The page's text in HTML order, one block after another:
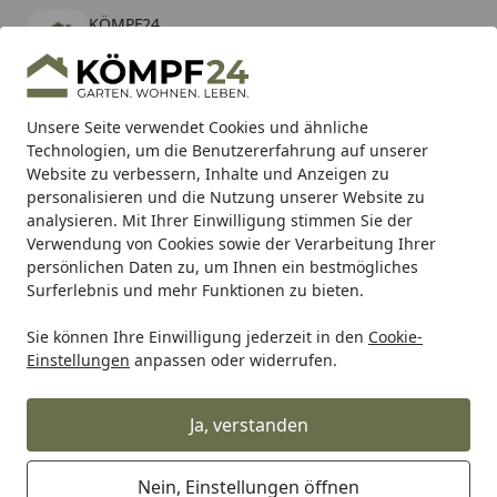
Unsere Seite verwendet Cookies und ähnliche
Technologien, um die Benutzererfahrung auf unserer
Website zu verbessern, Inhalte und Anzeigen zu
personalisieren und die Nutzung unserer Website zu
analysieren. Mit Ihrer Einwilligung stimmen Sie der
Verwendung von Cookies sowie der Verarbeitung Ihrer
persönlichen Daten zu, um Ihnen ein bestmögliches
Surferlebnis und mehr Funktionen zu bieten.
Sie können Ihre Einwilligung jederzeit in den Cookie-
Einstellungen anpassen oder widerrufen.
Ja, verstanden
Nein, Einstellungen öffnen
KÖMPF24
kostenlos - Im App Store
Hotline
Alle Produkte
Mein Konto
Suchen
Karibu Pools inkl. gratis Sandfilteranlage & Pool-
Starterset (Gesamtwert bis 468,99€)
Startseite
Sauna: Wellness für alle Sinne Saunaofen Klassischer
Karibu 9 kW Saunaofen finnisch
anthrazit für externe Steuerung
(4 Bewertungen)